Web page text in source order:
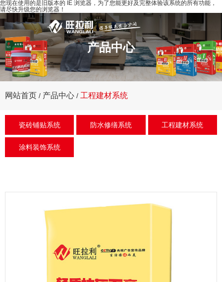
您现在使用的是旧版本的 IE 浏览器，为了您能更好及完整体验该系统的所有功能，
请尽快升级您的浏览器！
产品中心
网站首页 / 产品中心 / 工程建材系统
瓷砖铺贴系统 防水修缮系统 工程建材系统
涂料装饰系统